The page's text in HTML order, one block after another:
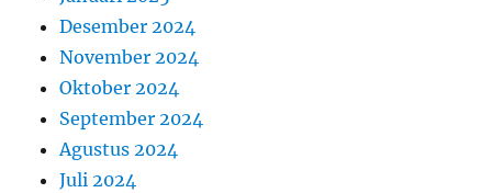
Desember 2024
November 2024
Oktober 2024
September 2024
Agustus 2024
Juli 2024